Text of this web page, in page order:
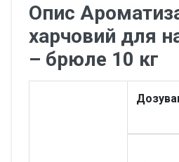
Опис
харчовий для
– брюле 10 кг